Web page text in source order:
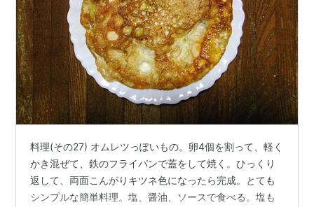
料理(その27) オムレツっぽいもの。卵4個を割って、軽く
かき混ぜて、鉄のフライパンで蓋をして焼く。ひっくり
返して、両面こんがりキツネ色になったら完成。とても
シンプルな簡単料理。塩、醤油、ソースで食べる。塩も